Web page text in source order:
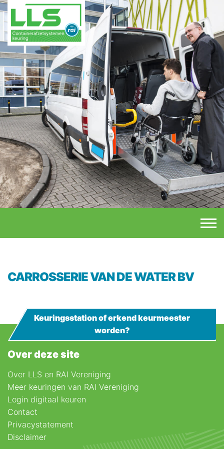
CARROSSERIE VAN DE WATER BV
Over deze site
Over LLS en RAI Vereniging
Meer keuringen van RAI Vereniging
Login digitaal keuren
Contact
Privacystatement
Disclaimer
Keuringsstation of erkend keurmeester
worden?